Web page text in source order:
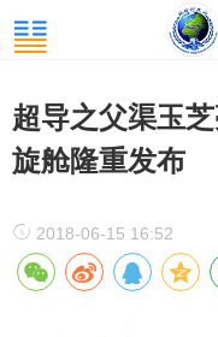
超导之父渠玉
旋舱隆重发布
2018-06-15 16:52